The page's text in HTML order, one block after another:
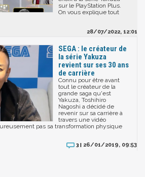
sur le PlayStation Plus.
On vous explique tout
28/07/2022, 12:01
SEGA : le créateur de
la série Yakuza
revient sur ses 30 ans
de carrière
Connu pour être avant
tout le créateur de la
grande saga qu'est
Yakuza, Toshihiro
Nagoshi a décidé de
revenir sur sa carrière à
travers une vidéo
pas sa transformation physique
3 | 26/01/2019, 09:53